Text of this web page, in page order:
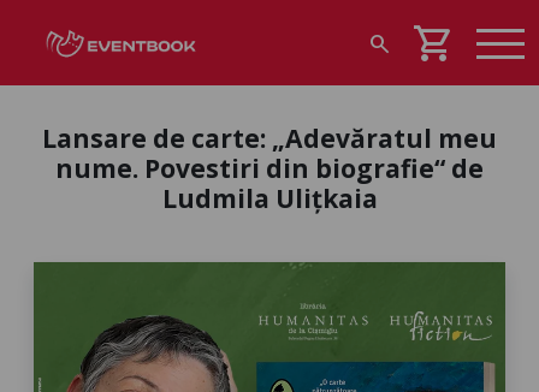
search shopping_cart
Lansare de carte: „Adevăratul meu
nume. Povestiri din biografie“ de
Ludmila Ulițkaia